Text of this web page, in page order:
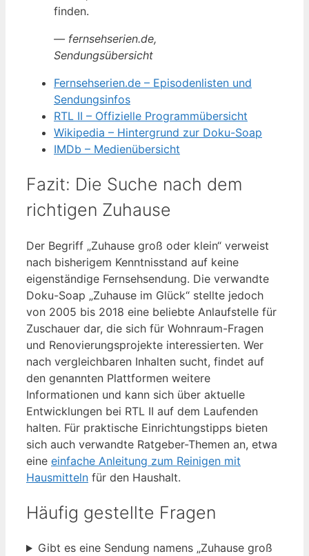
finden.
— fernsehserien.de,
Sendungsübersicht
Fernsehserien.de – Episodenlisten und
Sendungsinfos
RTL II – Offizielle Programmübersicht
Wikipedia – Hintergrund zur Doku-Soap
IMDb – Medienübersicht
Fazit: Die Suche nach dem
richtigen Zuhause
Der Begriff „Zuhause groß oder klein“ verweist
nach bisherigem Kenntnisstand auf keine
eigenständige Fernsehsendung. Die verwandte
Doku-Soap „Zuhause im Glück“ stellte jedoch
von 2005 bis 2018 eine beliebte Anlaufstelle für
Zuschauer dar, die sich für Wohnraum-Fragen
und Renovierungsprojekte interessierten. Wer
nach vergleichbaren Inhalten sucht, findet auf
den genannten Plattformen weitere
Informationen und kann sich über aktuelle
Entwicklungen bei RTL II auf dem Laufenden
halten. Für praktische Einrichtungstipps bieten
sich auch verwandte Ratgeber-Themen an, etwa
eine einfache Anleitung zum Reinigen mit
Hausmitteln für den Haushalt.
Häufig gestellte Fragen
Gibt es eine Sendung namens „Zuhause groß